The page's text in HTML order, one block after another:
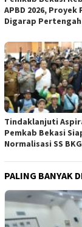
APBD 2026, Proyek
Digarap
Tindaklanjuti
Pemkab Bekasi
Normalisasi SS BKG
PALING BANYAK